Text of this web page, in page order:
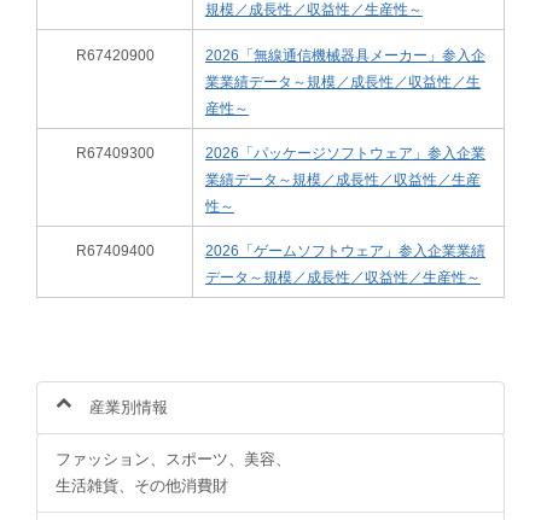
規模／成長性／収益性／生産性～
R67420900
2026「無線通信機械器具メーカー」参入企
業業績データ～規模／成長性／収益性／生
産性～
R67409300
2026「パッケージソフトウェア」参入企業
業績データ～規模／成長性／収益性／生産
性～
R67409400
2026「ゲームソフトウェア」参入企業業績
データ～規模／成長性／収益性／生産性～
産業別情報
ファッション、スポーツ、美容、
生活雑貨、その他消費財